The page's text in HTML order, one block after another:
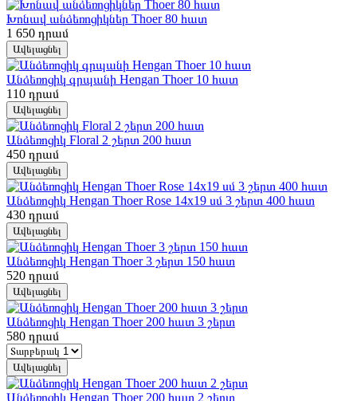
Խոնավ անձեռոցիկներ Thoer 80 հատ
1 650 դրամ
Ավելացնել
Անձեռոցիկ գրպանի Hengan Thoer 10 հատ
110 դրամ
Ավելացնել
Անձեռոցիկ Floral 2 շերտ 200 հատ
450 դրամ
Ավելացնել
Անձեռոցիկ Hengan Thoer Rose 14x19 սմ 3 շերտ 400 հատ
430 դրամ
Ավելացնել
Անձեռոցիկ Hengan Thoer 3 շերտ 150 հատ
520 դրամ
Ավելացնել
Անձեռոցիկ Hengan Thoer 200 հատ 3 շերտ
580 դրամ
Ավելացնել
Անձեռոցիկ Hengan Thoer 200 հատ 2 շերտ